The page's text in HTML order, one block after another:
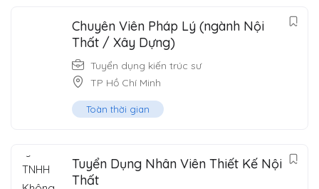
Chuyên Viên Pháp Lý (ngành Nội
Thất / Xây Dựng)
Tuyển dụng kiến trúc sư
TP Hồ Chí Minh
Toàn thời gian
Tuyển Dụng Nhân Viên Thiết Kế Nội
Thất